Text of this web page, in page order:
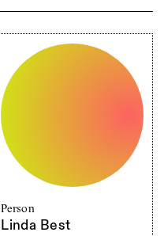
Person
Linda Best